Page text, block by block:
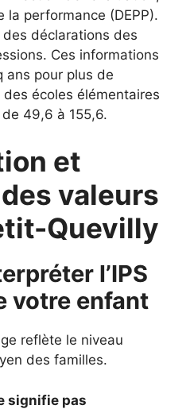
performance (DEPP).
déclarations des
Ces informations
ans pour plus de
des écoles élémentaires
49,6 à 155,6.
et
valeurs
Quevilly
l’IPS
votre enfant
reflète le niveau
des familles.
signifie pas